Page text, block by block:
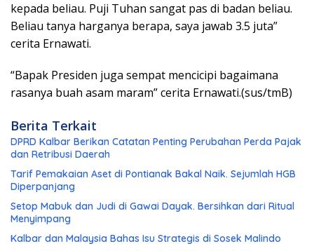
kepada beliau. Puji Tuhan sangat pas di badan beliau.
Beliau tanya harganya berapa, saya jawab 3.5 juta”
cerita Ernawati.
“Bapak Presiden juga sempat mencicipi bagaimana
rasanya buah asam maram” cerita Ernawati.(sus/tmB)
Berita Terkait
DPRD Kalbar Berikan Catatan Penting Perubahan Perda Pajak
dan Retribusi Daerah
Tarif Pemakaian Aset di Pontianak Bakal Naik. Sejumlah HGB
Diperpanjang
Setop Mabuk dan Judi di Gawai Dayak. Bersihkan dari Ritual
Menyimpang
Kalbar dan Malaysia Bahas Isu Strategis di Sosek Malindo